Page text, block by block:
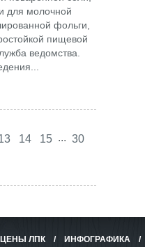
для молочной
фольги,
пищевой
ведомства.
14 15 ... 30
ЦЕНЫ ЛПК/ ИНФОГРАФИКА/